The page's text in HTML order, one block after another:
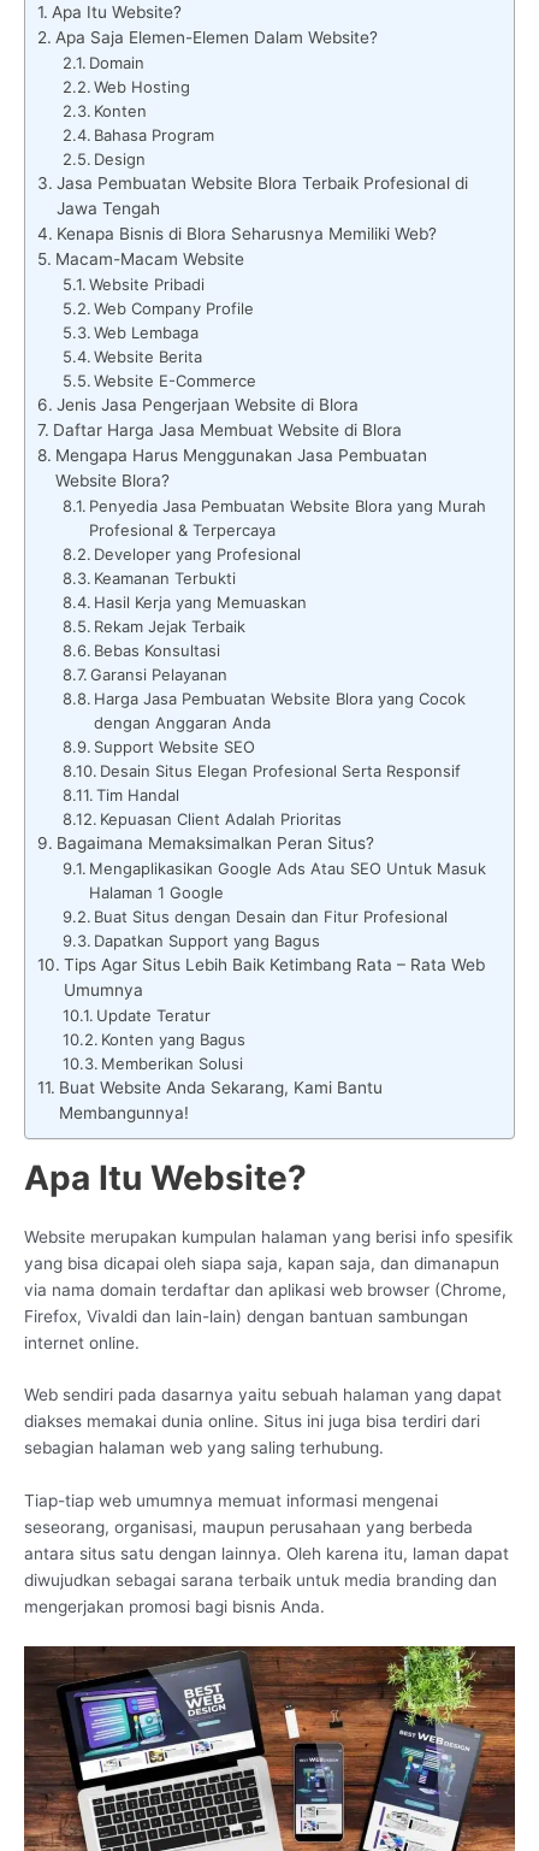
Apa Itu Website?
Apa Saja Elemen-Elemen Dalam Website?
Domain
Web Hosting
Konten
Bahasa Program
Design
Jasa Pembuatan Website Blora Terbaik Profesional di
Jawa Tengah
Kenapa Bisnis di Blora Seharusnya Memiliki Web?
Macam-Macam Website
Website Pribadi
Web Company Profile
Web Lembaga
Website Berita
Website E-Commerce
Jenis Jasa Pengerjaan Website di Blora
Daftar Harga Jasa Membuat Website di Blora
Mengapa Harus Menggunakan Jasa Pembuatan
Website Blora?
Penyedia Jasa Pembuatan Website Blora yang Murah
Profesional & Terpercaya
Developer yang Profesional
Keamanan Terbukti
Hasil Kerja yang Memuaskan
Rekam Jejak Terbaik
Bebas Konsultasi
Garansi Pelayanan
Harga Jasa Pembuatan Website Blora yang Cocok
dengan Anggaran Anda
Support Website SEO
Desain Situs Elegan Profesional Serta Responsif
Tim Handal
Kepuasan Client Adalah Prioritas
Bagaimana Memaksimalkan Peran Situs?
Mengaplikasikan Google Ads Atau SEO Untuk Masuk
Halaman 1 Google
Buat Situs dengan Desain dan Fitur Profesional
Dapatkan Support yang Bagus
Tips Agar Situs Lebih Baik Ketimbang Rata – Rata Web
Umumnya
Update Teratur
Konten yang Bagus
Memberikan Solusi
Buat Website Anda Sekarang, Kami Bantu
Membangunnya!
Apa Itu Website?
Website merupakan kumpulan halaman yang berisi info spesifik
yang bisa dicapai oleh siapa saja, kapan saja, dan dimanapun
via nama domain terdaftar dan aplikasi web browser (Chrome,
Firefox, Vivaldi dan lain-lain) dengan bantuan sambungan
internet online.
Web sendiri pada dasarnya yaitu sebuah halaman yang dapat
diakses memakai dunia online. Situs ini juga bisa terdiri dari
sebagian halaman web yang saling terhubung.
Tiap-tiap web umumnya memuat informasi mengenai
seseorang, organisasi, maupun perusahaan yang berbeda
antara situs satu dengan lainnya. Oleh karena itu, laman dapat
diwujudkan sebagai sarana terbaik untuk media branding dan
mengerjakan promosi bagi bisnis Anda.